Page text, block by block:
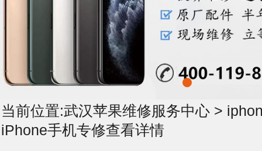
当前位置:武汉苹果维修服务中心 >
iPhone手机专修查看详情